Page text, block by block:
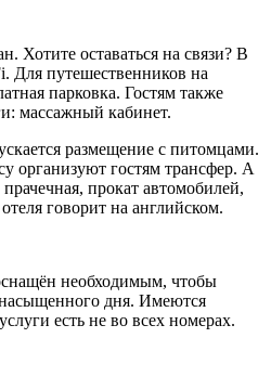
Хотите оставаться на связи? В
Для путешественников на
парковка. Гостям также
массажный кабинет.
размещение с питомцами.
организуют гостям трансфер. А
прокат автомобилей,
говорит на английском.
необходимым, чтобы
дня. Имеются
есть не во всех номерах.